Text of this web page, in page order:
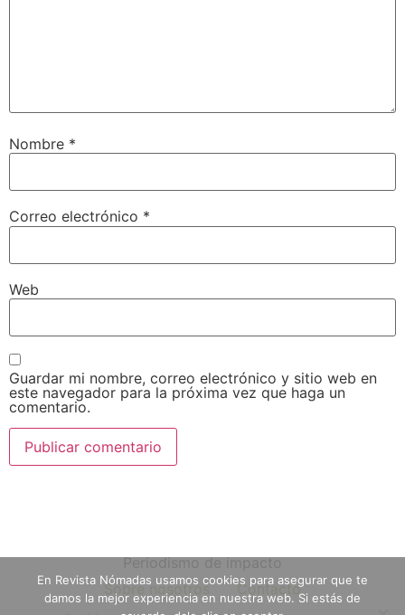
Nombre *
Correo electrónico *
Web
Guardar mi nombre, correo electrónico y sitio web en
este navegador para la próxima vez que haga un
comentario.
Periodismo de impacto
Sobre nosotros
Contacto
En Revista Nómadas usamos cookies para asegurar que te
damos la mejor experiencia en nuestra web. Si estás de